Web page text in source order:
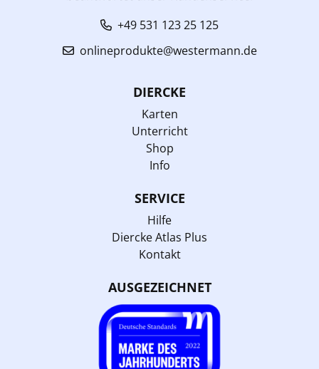
+49 531 123 25 125
onlineprodukte@westermann.de
DIERCKE
Karten
Unterricht
Shop
Info
SERVICE
Hilfe
Diercke Atlas Plus
Kontakt
AUSGEZEICHNET